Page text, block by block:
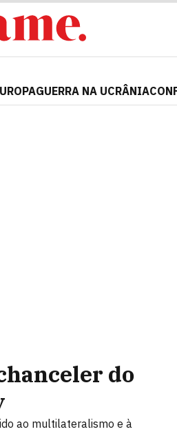
GUERRA NA UCRÂNIA
do
ao multilateralismo e à